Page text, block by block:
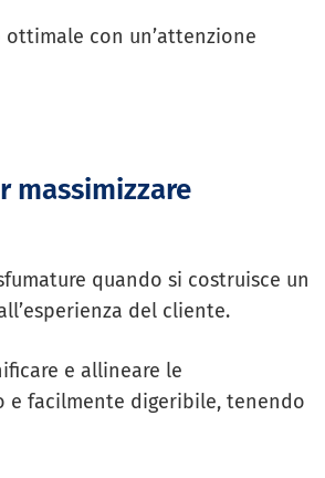
con un’attenzione
massimizzare
quando si costruisce un
del cliente.
e allineare le
facilmente digeribile, tenendo